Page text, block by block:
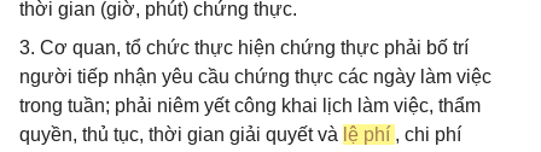
thời gian (giờ, phút) chứng thực.
3. Cơ quan, tổ chức thực hiện chứng thực phải bố trí
người tiếp nhận yêu cầu chứng thực các ngày làm việc
trong tuần; phải niêm yết công khai lịch làm việc, thẩm
quyền, thủ tục, thời gian giải quyết và lệ phí , chi phí